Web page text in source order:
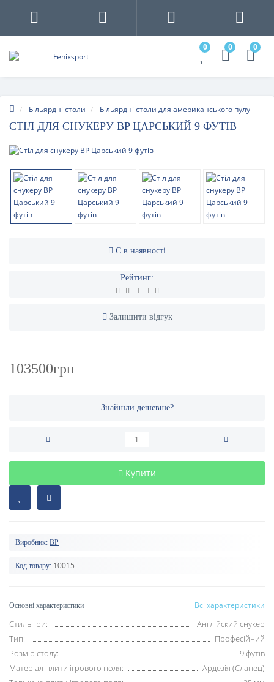
0 0 0
Більярдні столи Більярдні столи для американського пулу
СТІЛ ДЛЯ СНУКЕРУ BP ЦАРСЬКИЙ 9 ФУТІВ
Є в наявності
Рейтинг:
Залишити відгук
103500грн
Знайшли дешевше?
Купити
Виробник: BP
Код товару: 10015
Основні характеристики Всі характеристики
Стиль гри:
Англійский снукер
Тип:
Професійний
Розмір столу:
9 футів
Матеріал плити ігрового поля:
Ардезія (Сланец)